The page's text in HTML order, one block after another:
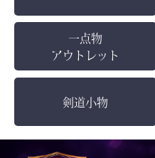
一点物
アウトレット
剣道小物